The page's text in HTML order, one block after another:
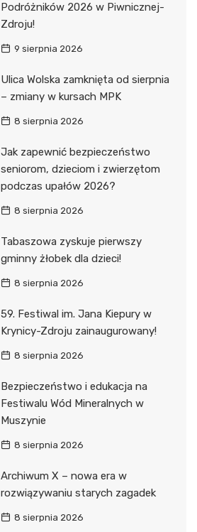
Podróżników 2026 w Piwnicznej-
Zdroju!
9 sierpnia 2026
Ulica Wolska zamknięta od sierpnia
– zmiany w kursach MPK
8 sierpnia 2026
Jak zapewnić bezpieczeństwo
seniorom, dzieciom i zwierzętom
podczas upałów 2026?
8 sierpnia 2026
Tabaszowa zyskuje pierwszy
gminny żłobek dla dzieci!
8 sierpnia 2026
59. Festiwal im. Jana Kiepury w
Krynicy-Zdroju zainaugurowany!
8 sierpnia 2026
Bezpieczeństwo i edukacja na
Festiwalu Wód Mineralnych w
Muszynie
8 sierpnia 2026
Archiwum X – nowa era w
rozwiązywaniu starych zagadek
8 sierpnia 2026